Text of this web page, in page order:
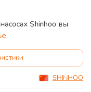
Shinhoo вы
SHINHOO